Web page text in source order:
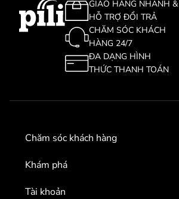
GIAO HÀNG NHANH &
HỖ TRỢ ĐỔI TRẢ
CHĂM SÓC KHÁCH
HÀNG 24/7
ĐA DẠNG HÌNH
THỨC THANH TOÁN
Chăm sóc khách hàng
Khám phá
Tài khoản